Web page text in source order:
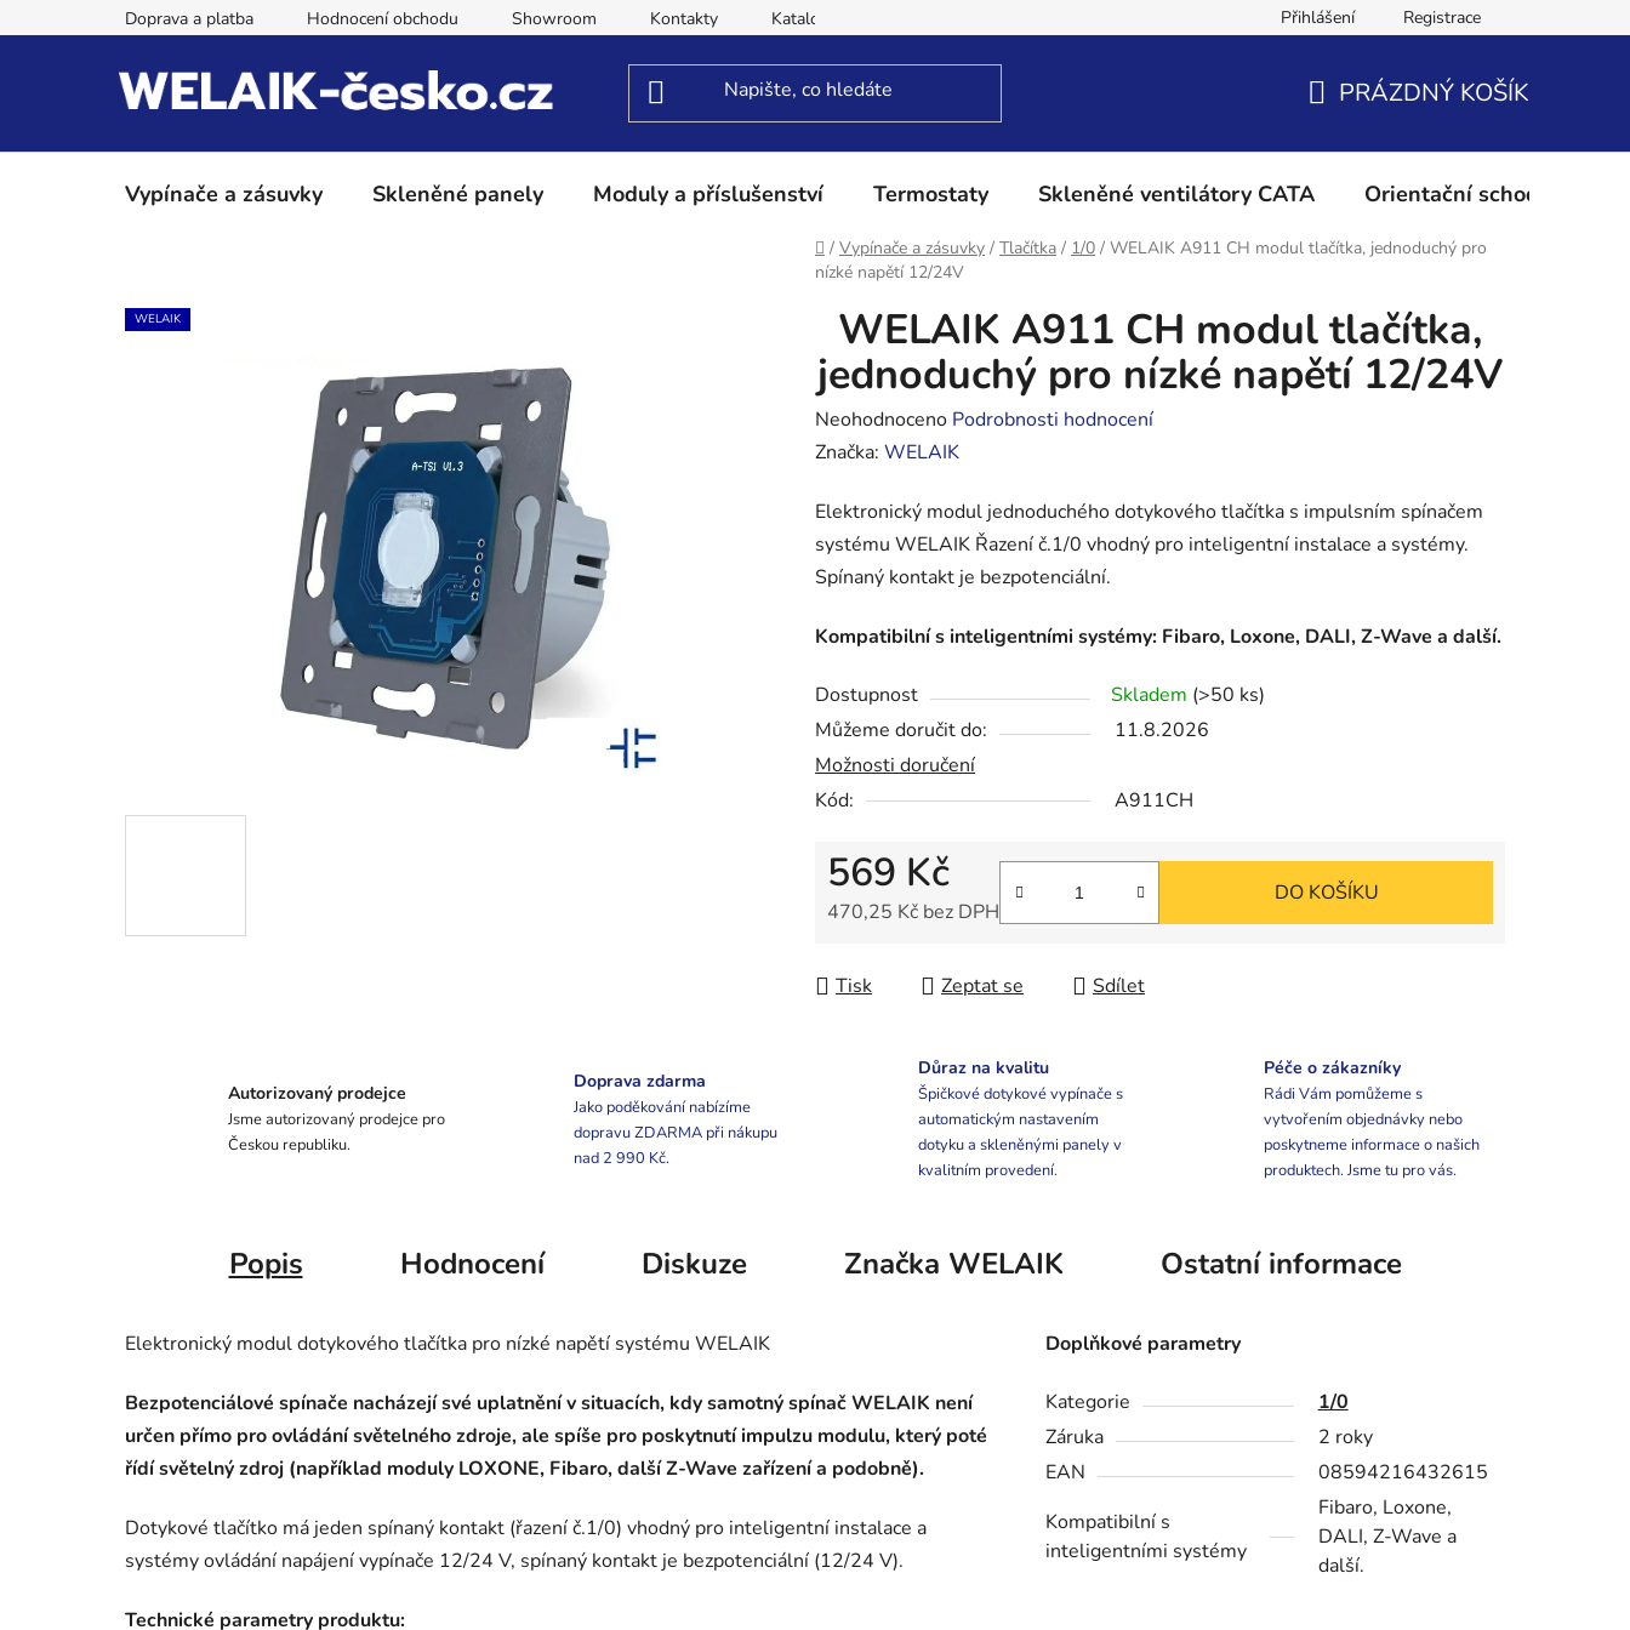
na
Doprava a platba Hodnocení obchodu Showroom Kontakty Katalog Podmínky ochrany osobních údajů Reklamační řád
Přihlášení Registrace
KOŠÍK
PRÁZDNÝ KOŠÍK
Vypínače a zásuvky Skleněné panely Moduly a příslušenství Termostaty Skleněné ventilátory CATA Orientační schodišťové
Domů
/ Vypínače a zásuvky / Tlačítka / 1/0 / WELAIK A911 CH modul tlačítka, jednoduchý pro
nízké napětí 12/24V
WELAIK A911 CH modul tlačítka,
jednoduchý pro nízké napětí 12/24V
Průměrné
hodnocení
je
0,0
z
hvězdiček.
Neohodnoceno Podrobnosti hodnocení
Značka: WELAIK
Elektronický modul jednoduchého dotykového tlačítka s impulsním spínačem
systému WELAIK Řazení č.1/0 vhodný pro inteligentní instalace a systémy.
Spínaný kontakt je bezpotenciální.
Kompatibilní s inteligentními systémy: Fibaro, Loxone, DALI, Z-Wave a další.
Dostupnost Skladem (>50 ks)
Můžeme doručit do:
11.8.2026
Možnosti doručení
Kód:
A911CH
569 Kč
470,25 Kč bez DPH
DO KOŠÍKU
Tisk Zeptat se Sdílet
WELAIK
Autorizovaný prodejce
Jsme autorizovaný prodejce pro
Českou republiku.
Doprava zdarma
Jako poděkování nabízíme
dopravu ZDARMA při nákupu
nad 2 990 Kč.
Důraz na kvalitu
Špičkové dotykové vypínače s
automatickým nastavením
dotyku a skleněnými panely v
kvalitním provedení.
Péče o zákazníky
Rádi Vám pomůžeme s
vytvořením objednávky nebo
poskytneme informace o našich
produktech. Jsme tu pro vás.
Popis Hodnocení Diskuze Značka WELAIK Ostatní informace
Elektronický modul dotykového tlačítka pro nízké napětí systému WELAIK
Bezpotenciálové spínače nacházejí své uplatnění v situacích, kdy samotný spínač WELAIK není
určen přímo pro ovládání světelného zdroje, ale spíše pro poskytnutí impulzu modulu, který poté
řídí světelný zdroj (například moduly LOXONE, Fibaro, další Z-Wave zařízení a podobně).
Dotykové tlačítko má jeden spínaný kontakt (řazení č.1/0) vhodný pro inteligentní instalace a
systémy ovládání napájení vypínače 12/24 V, spínaný kontakt je bezpotenciální (12/24 V).
Technické parametry produktu:
Doplňkové parametry
Kategorie
1/0
Záruka
2 roky
EAN
08594216432615
Kompatibilní s
inteligentními systémy
Fibaro, Loxone,
DALI, Z-Wave a
další.